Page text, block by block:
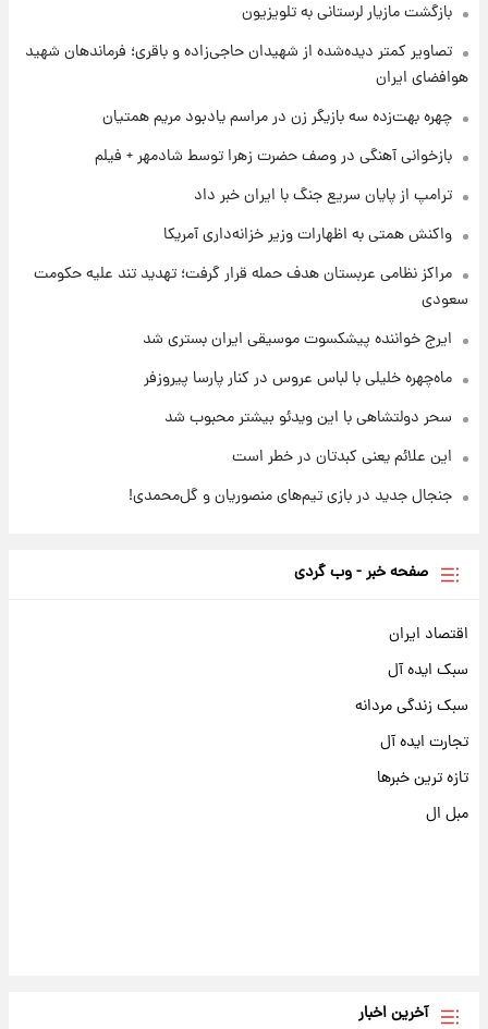
۲۳ ساعت پیش
قیمت خودروهای سایپا تغییر کرد؛ لیست قیمت
جمعه ۱۶ مرداد منتشر شد
۱ روز پیش
قیمت‌ها تغییر کرد
+جدول
بازگشت مازیار لرستانی به تلویزیون
تصاویر کمتر دیده‌شده از شهیدان حاجی‌زاده و باقری؛ فرماندهان شهید
هوافضای ایران
چهره بهت‌زده سه بازیگر زن در مراسم یادبود مریم همتیان
بازخوانی آهنگی در وصف حضرت زهرا توسط شادمهر + فیلم
ترامپ از پایان سریع جنگ با ایران خبر داد
واکنش همتی به اظهارات وزیر خزانه‌داری آمریکا
مراکز نظامی عربستان هدف حمله قرار گرفت؛ تهدید تند علیه حکومت
سعودی
ایرج خواننده پیشکسوت موسیقی ایران بستری شد
ماه‌چهره خلیلی با لباس عروس در کنار پارسا پیروزفر
سحر دولتشاهی با این ویدئو بیشتر محبوب شد
این علائم یعنی کبدتان در خطر است
جنجال جدید در بازی تیم‌های منصوریان و گل‌محمدی!
صفحه خبر - وب گردی
اقتصاد ایران
سبک ایده آل
سبک زندگی مردانه
تجارت ایده آل
تازه ترین خبرها
مبل ال
آخرین اخبار